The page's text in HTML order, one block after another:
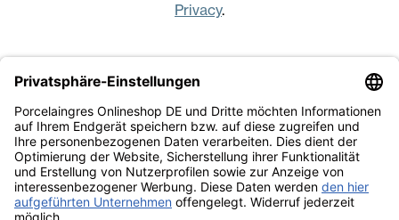
Privacy.
Note legali
Condizioni generali di vendita
Informativa sulla Privacy
Lavora con noi